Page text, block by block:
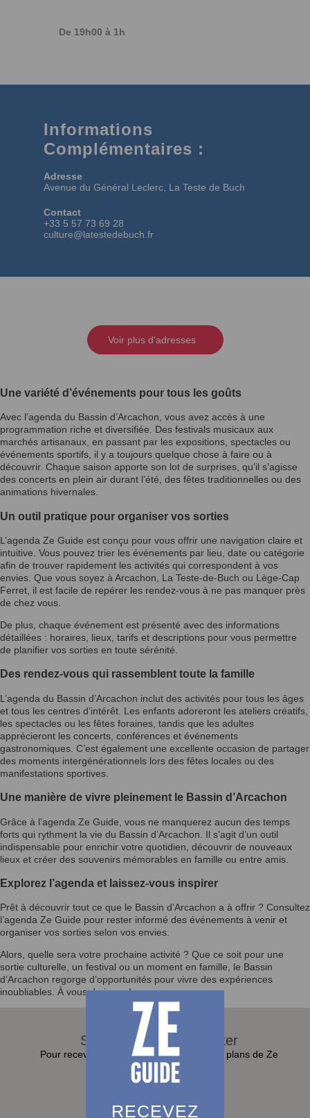
RECEVEZ
De 19h00 à 1h
Informations
Complémentaires :
Adresse
Avenue du Général Leclerc, La Teste de Buch
Contact
+33 5 57 73 69 28
culture@latestedebuch.fr
Voir plus d'adresses
Une variété d’événements pour tous les goûts
Avec l’agenda du Bassin d’Arcachon, vous avez accès à une
programmation riche et diversifiée. Des festivals musicaux aux
marchés artisanaux, en passant par les expositions, spectacles ou
événements sportifs, il y a toujours quelque chose à faire ou à
découvrir. Chaque saison apporte son lot de surprises, qu’il s’agisse
des concerts en plein air durant l’été, des fêtes traditionnelles ou des
animations hivernales.
Un outil pratique pour organiser vos sorties
L’agenda Ze Guide est conçu pour vous offrir une navigation claire et
intuitive. Vous pouvez trier les événements par lieu, date ou catégorie
afin de trouver rapidement les activités qui correspondent à vos
envies. Que vous soyez à Arcachon, La Teste-de-Buch ou Lège-Cap
Ferret, il est facile de repérer les rendez-vous à ne pas manquer près
de chez vous.
De plus, chaque événement est présenté avec des informations
détaillées : horaires, lieux, tarifs et descriptions pour vous permettre
de planifier vos sorties en toute sérénité.
Des rendez-vous qui rassemblent toute la famille
L’agenda du Bassin d’Arcachon inclut des activités pour tous les âges
et tous les centres d’intérêt. Les enfants adoreront les ateliers créatifs,
les spectacles ou les fêtes foraines, tandis que les adultes
apprécieront les concerts, conférences et événements
gastronomiques. C’est également une excellente occasion de partager
des moments intergénérationnels lors des fêtes locales ou des
manifestations sportives.
Une manière de vivre pleinement le Bassin d’Arcachon
Grâce à l’agenda Ze Guide, vous ne manquerez aucun des temps
forts qui rythment la vie du Bassin d’Arcachon. Il s’agit d’un outil
indispensable pour enrichir votre quotidien, découvrir de nouveaux
lieux et créer des souvenirs mémorables en famille ou entre amis.
Explorez l’agenda et laissez-vous inspirer
Prêt à découvrir tout ce que le Bassin d’Arcachon a à offrir ? Consultez
l’agenda Ze Guide pour rester informé des événements à venir et
organiser vos sorties selon vos envies.
Alors, quelle sera votre prochaine activité ? Que ce soit pour une
sortie culturelle, un festival ou un moment en famille, le Bassin
d’Arcachon regorge d’opportunités pour vivre des expériences
inoubliables. À vous de jouer !
S'abonner à la Newsletter
Pour recevoir toutes les actualités et bons plans de Ze
Guide dans sa boite e-mail :
S'abonner